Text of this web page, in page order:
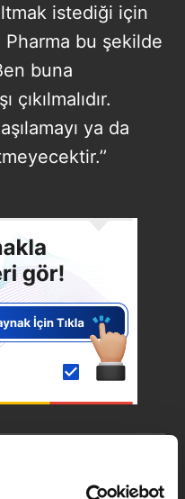
istediği için
bu şekilde
buna
ya da
Türkiye'nin